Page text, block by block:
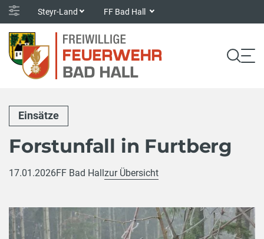
Steyr-Land FF Bad Hall
Einsätze
Forstunfall in Furtberg
17.01.2026FF Bad Hallzur Übersicht